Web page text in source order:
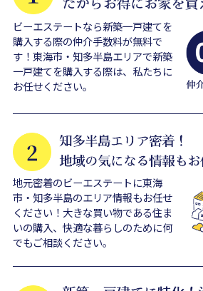
ビーエステートなら新築一戸建てを
購入する際の仲介手数料が無料で
す！東海市・知多半島エリアで新築
一戸建てを購入する際は、私たちに
お任せください。
地元密着のビーエステートに東海
市・知多半島のエリア情報もお任せ
ください！大きな買い物である住ま
いの購入、快適な暮らしのために何
でもご相談ください。